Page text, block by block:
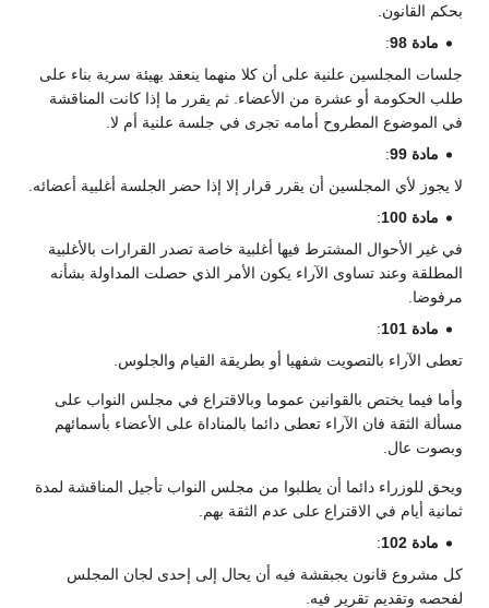
بحكم القانون.
مادة 98
:
جلسات المجلسين علنية على أن كلا منهما ينعقد بهيئة سرية بناء على
طلب الحكومة أو عشرة من الأعضاء. ثم يقرر ما إذا كانت المناقشة
في الموضوع المطروح أمامه تجرى في جلسة علنية أم لا.
مادة 99
:
لا يجوز لأي المجلسين أن يقرر قرار إلا إذا حضر الجلسة أغلبية أعضائه.
مادة 100
:
في غير الأحوال المشترط فيها أغلبية خاصة تصدر القرارات بالأغلبية
المطلقة وعند تساوى الآراء يكون الأمر الذي حصلت المداولة بشأنه
مرفوضا.
مادة 101
:
تعطى الآراء بالتصويت شفهيا أو بطريقة القيام والجلوس.
وأما فيما يختص بالقوانين عموما وبالاقتراع في مجلس النواب على
مسألة الثقة فان الآراء تعطى دائما بالمناداة على الأعضاء بأسمائهم
وبصوت عال.
ويحق للوزراء دائما أن يطلبوا من مجلس النواب تأجيل المناقشة لمدة
ثمانية أيام في الاقتراع على عدم الثقة بهم.
مادة 102
:
كل مشروع قانون يجبقشة فيه أن يحال إلى إحدى لجان المجلس
لفحصه وتقديم تقرير فيه.